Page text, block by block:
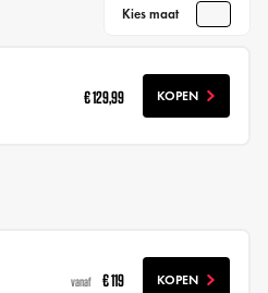
Kies maat
€ 129,99 KOPEN
vanaf € 119 KOPEN